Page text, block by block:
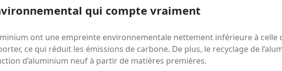
qui compte vraiment
ont une empreinte environnementale nettement inférieure à celle
ce qui réduit les émissions de carbone. De plus, le recyclage de
d’aluminium neuf à partir de matières premières.